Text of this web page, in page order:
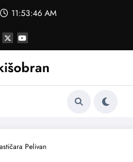
11:53:46 AM
Pelivan